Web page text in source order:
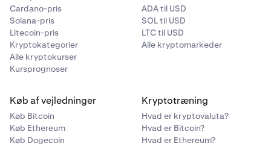
Cardano-pris
Solana-pris
Litecoin-pris
Kryptokategorier
Alle kryptokurser
Kursprognoser
ADA til USD
SOL til USD
LTC til USD
Alle kryptomarkeder
Køb af vejledninger
Køb Bitcoin
Køb Ethereum
Køb Dogecoin
Kryptotræning
Hvad er kryptovaluta?
Hvad er Bitcoin?
Hvad er Ethereum?